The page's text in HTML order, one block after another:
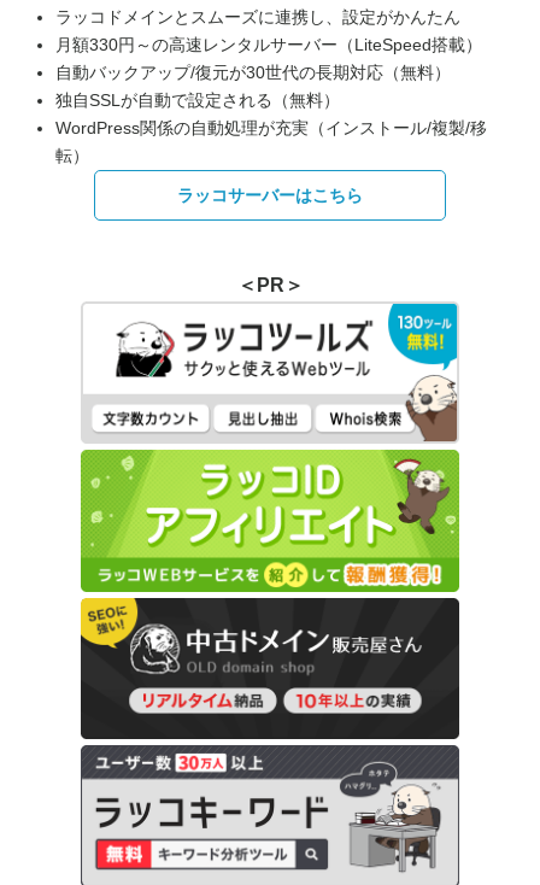
ラッコドメインとスムーズに連携し、設定がかんたん
月額330円～の高速レンタルサーバー（LiteSpeed搭載）
自動バックアップ/復元が30世代の長期対応（無料）
独自SSLが自動で設定される（無料）
WordPress関係の自動処理が充実（インストール/複製/移
転）
ラッコサーバーはこちら
＜PR＞